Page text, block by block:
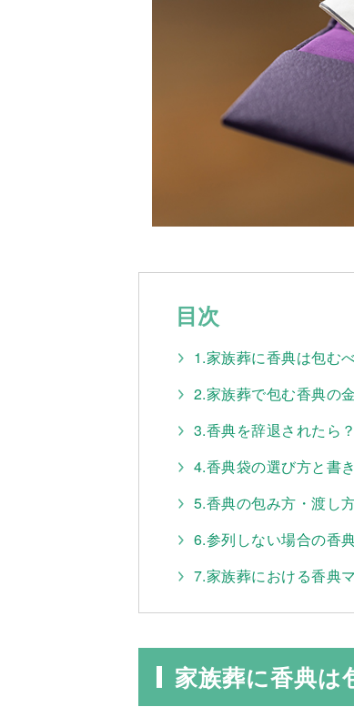
目次
1.家族葬に香典は包む
2.家族葬で包む香典の
3.香典を辞退されたら
4.香典袋の選び方と書
5.香典の包み方・渡し
6.参列しない場合の香
7.家族葬における香典
家族葬に香典は